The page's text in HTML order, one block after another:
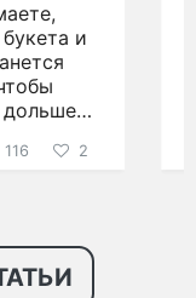
и
дольше
116 2